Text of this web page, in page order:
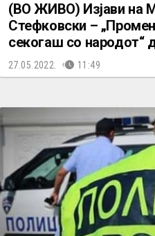
(ВО ЖИВО) Изјави на
Стефковски –
секогаш со народот“
27.05.2022. 11:49